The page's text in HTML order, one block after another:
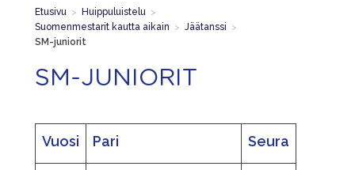
Etusivu > Huippuluistelu >
Suomenmestarit kautta aikain > Jäätanssi >
SM-juniorit
SM-JUNIORIT
Vuosi Pari Seura